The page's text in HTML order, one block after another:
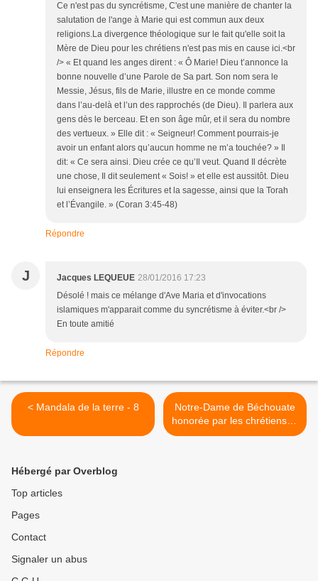
Ce n'est pas du syncrétisme, C'est une manière de chanter la
salutation de l'ange à Marie qui est commun aux deux
religions.La divergence théologique sur le fait qu'elle soit la
Mère de Dieu pour les chrétiens n'est pas mis en cause ici.<br
/> « Et quand les anges dirent : « Ô Marie! Dieu t’annonce la
bonne nouvelle d’une Parole de Sa part. Son nom sera le
Messie, Jésus, fils de Marie, illustre en ce monde comme
dans l’au-delà et l’un des rapprochés (de Dieu). Il parlera aux
gens dès le berceau. Et en son âge mûr, et il sera du nombre
des vertueux. » Elle dit : « Seigneur! Comment pourrais-je
avoir un enfant alors qu’aucun homme ne m’a touchée? » Il
dit: « Ce sera ainsi. Dieu crée ce qu’Il veut. Quand Il décrète
une chose, Il dit seulement « Sois! » et elle est aussitôt. Dieu
lui enseignera les Écritures et la sagesse, ainsi que la Torah
et l’Évangile. » (Coran 3:45-48)
Répondre
J Jacques LEQUEUE 28/01/2016 17:23
Désolé ! mais ce mélange d'Ave Maria et d'invocations
islamiques m'apparait comme du syncrétisme à éviter.<br />
En toute amitié
Répondre
< Mandala de la terre - 8
Notre-Dame de Béchouate
honorée par les chrétiens et
les musulmans >
Hébergé par Overblog
Top articles
Pages
Contact
Signaler un abus